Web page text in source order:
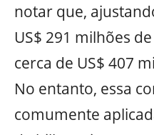
notar que,
US$ 291 milhões
cerca de US$ 407
No entanto, essa
comumente